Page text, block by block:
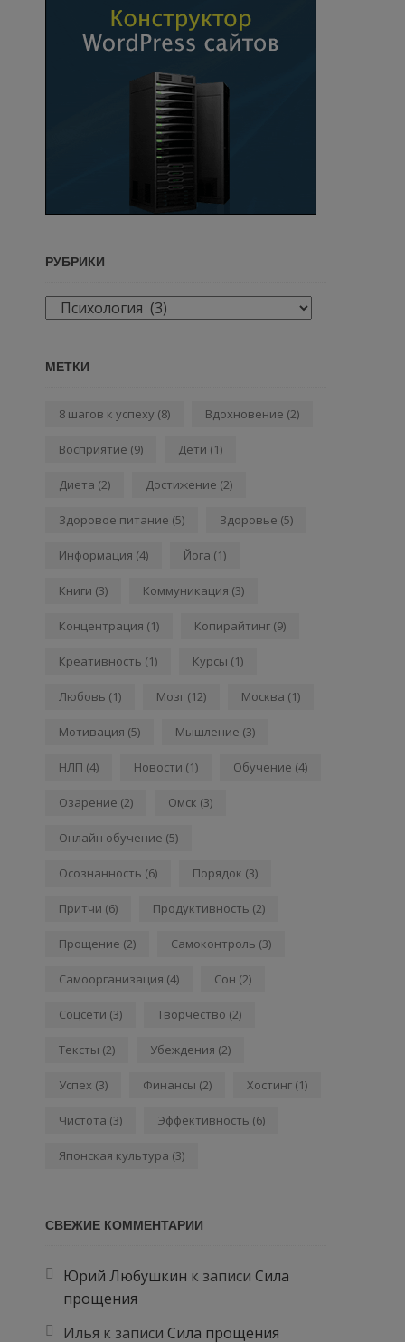
РУБРИКИ
Рубрики
МЕТКИ
8 шагов к успеху (8) Вдохновение (2)
Восприятие (9) Дети (1)
Диета (2) Достижение (2)
Здоровое питание (5) Здоровье (5)
Информация (4) Йога (1)
Книги (3) Коммуникация (3)
Концентрация (1) Копирайтинг (9)
Креативность (1) Курсы (1)
Любовь (1) Мозг (12) Москва (1)
Мотивация (5) Мышление (3)
НЛП (4) Новости (1) Обучение (4)
Озарение (2) Омск (3)
Онлайн обучение (5)
Осознанность (6) Порядок (3)
Притчи (6) Продуктивность (2)
Прощение (2) Самоконтроль (3)
Самоорганизация (4) Сон (2)
Соцсети (3) Творчество (2)
Тексты (2) Убеждения (2)
Успех (3) Финансы (2) Хостинг (1)
Чистота (3) Эффективность (6)
Японская культура (3)
СВЕЖИЕ КОММЕНТАРИИ
Юрий Любушкин к записи Сила
прощения
Илья к записи Сила прощения